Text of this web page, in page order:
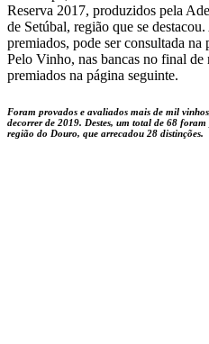
Reserva 2017, produzidos pela
de Setúbal, região que se
premiados, pode ser consultada
Pelo Vinho, nas bancas no final de
premiados na página seguinte.
Foram provados e avaliados mais de mil
decorrer de 2019. Destes, um total de 68
região do Douro, que arrecadou 28 distinções.